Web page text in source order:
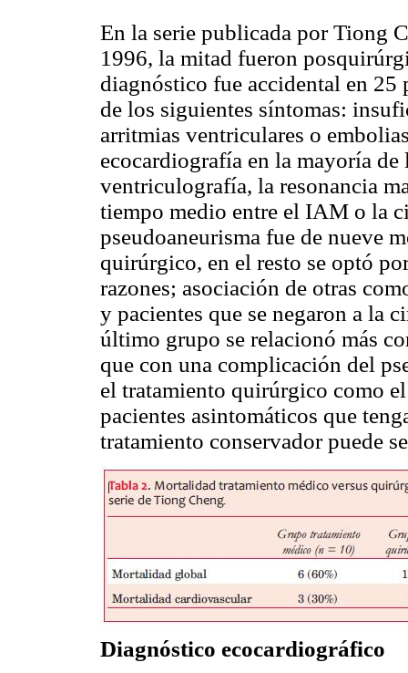
En la serie publicada por Tiong
1996, la mitad fueron
diagnóstico fue accidental en 25
de los siguientes síntomas:
arritmias ventriculares o
ecocardiografía en la mayoría
ventriculografía, la resonancia
tiempo medio entre el IAM o la
pseudoaneurisma fue de nueve
quirúrgico, en el resto se optó
razones; asociación de otras
y pacientes que se negaron a la
último grupo se relacionó más
que con una complicación del
el tratamiento quirúrgico como
pacientes asintomáticos que
tratamiento conservador puede
Diagnóstico ecocardiográfico